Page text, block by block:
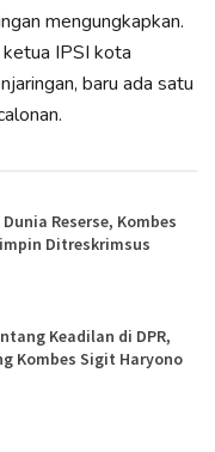
mengungkapkan.
IPSI kota
baru ada satu
Reserse, Kombes
Ditreskrimsus
Keadilan di DPR,
Kombes Sigit Haryono